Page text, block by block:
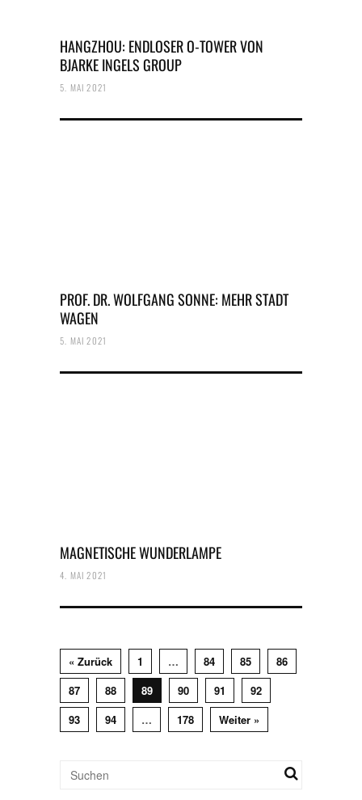
HANGZHOU: ENDLOSER O-TOWER VON
BJARKE INGELS GROUP
5. MAI 2021
PROF. DR. WOLFGANG SONNE: MEHR STADT
WAGEN
5. MAI 2021
MAGNETISCHE WUNDERLAMPE
4. MAI 2021
« Zurück 1 … 84 85
86
87
88 89 90 91
92
93
94 … 178 Weiter »